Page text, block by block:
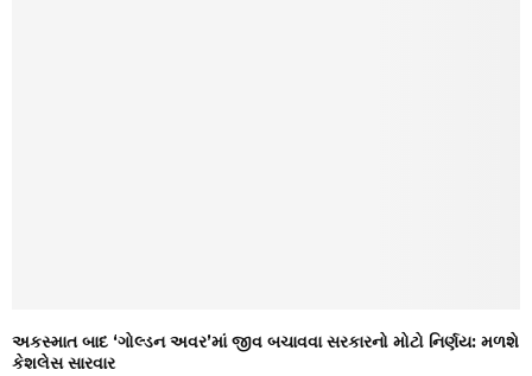
અકસ્માત બાદ ‘ગોલ્ડન અવર’માં જીવ બચાવવા સરકારનો મોટો નિર્ણય: મળશે
કેશલેસ સારવાર